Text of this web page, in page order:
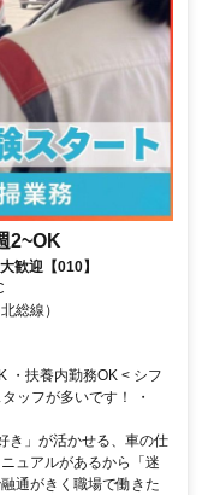
2~OK
歓迎【010】
総線）
・扶養内勤務OK < シフ
ッフが多いです！ ・
き」が活かせる、車の仕
ュアルがあるから「迷
通がきく職場で働きた